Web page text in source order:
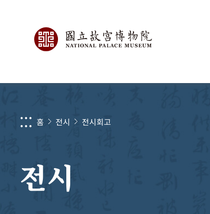
::: 홈 전시 전시회고
전시